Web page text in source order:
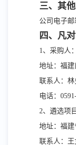
三、其
公司电子
四、凡
1、采购人
地址：福
联系人：林
电话：
2、遴选项
地址：福
联系人：